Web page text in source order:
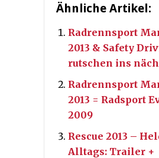
Ähnliche Artikel:
Radrennsport
2013 & Safety
rutschen ins
Radrennsport
2013 = Radsport
2009
Rescue 2013 –
Alltags: Trailer +